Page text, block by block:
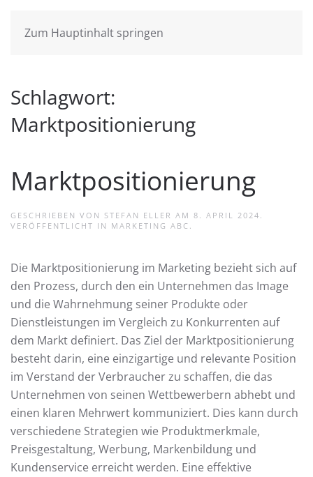
Zum Hauptinhalt springen
Schlagwort:
Marktpositionierung
Marktpositionierung
GESCHRIEBEN VON STEFAN ELLER AM 8. APRIL 2024 .
VERÖFFENTLICHT IN MARKETING ABC .
Die Marktpositionierung im Marketing bezieht sich auf
den Prozess, durch den ein Unternehmen das Image
und die Wahrnehmung seiner Produkte oder
Dienstleistungen im Vergleich zu Konkurrenten auf
dem Markt definiert. Das Ziel der Marktpositionierung
besteht darin, eine einzigartige und relevante Position
im Verstand der Verbraucher zu schaffen, die das
Unternehmen von seinen Wettbewerbern abhebt und
einen klaren Mehrwert kommuniziert. Dies kann durch
verschiedene Strategien wie Produktmerkmale,
Preisgestaltung, Werbung, Markenbildung und
Kundenservice erreicht werden. Eine effektive